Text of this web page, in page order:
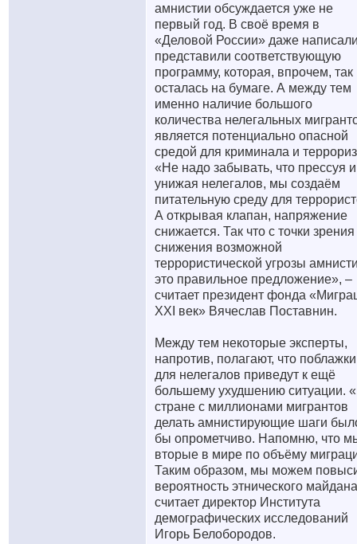
амнистии обсуждается уже не
первый год. В своё время в
«Деловой России» даже
представили соответствующую
программу, которая, впрочем, так
осталась на бумаге. А между тем
именно наличие большого
количества нелегальных
является потенциально опасной
средой для криминала и
«Не надо забывать, что прессуя и
унижая нелегалов, мы создаём
питательную среду для
А открывая клапан, напряжение
снижается. Так что с точки зрения
снижения возможной
террористической угрозы
это правильное предложение», –
считает президент фонда
XXI век» Вячеслав Поставнин.
Между тем некоторые эксперты,
напротив, полагают, что поблажки
для нелегалов приведут к ещё
большему ухудшению ситуации.
стране с миллионами мигрантов
делать амнистирующие шаги
бы опрометчиво. Напомню, что
вторые в мире по объёму
Таким образом, мы можем
вероятность этнического
считает директор Института
демографических исследований
Игорь Белобородов.